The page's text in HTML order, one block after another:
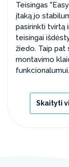
Teisingas
įtaką jo
pasirinkti tvirtą
teisingai
žiedo. Taip pat
montavimo
funkcionalumui.
Skaityti